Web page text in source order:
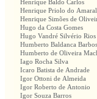
Henrique Baldo Carlos
Henrique Priolo do Amaral
Henrique Simões de
Hugo da Costa Gomes
Hugo Vandré Silvério Rios
Humberto Baldanca
Humberto de Oliveira
Iago Rocha Silva
Icaro Batista de Andrade
Igor Ottoni de Almeida
Igor Roberto de Antonio
Igor Souza Barros